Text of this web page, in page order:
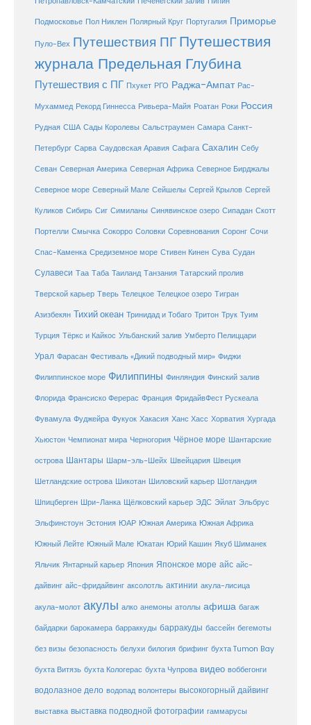
Подмосковье Пол Никлен Полярный Круг Португалия Приморье
Пуло-Вех Путешествия ПГ Путешествия
журнала Предельная Глубина
Путешествия с ПГ Пхукет РГО Раджа-Ампат Рас-
Мухаммед Рекорд Гиннесса Ривьера-Майя Роатан Роки Россия
Рудная США Сады Королевы Сальстраумен Самара Санкт-
Петербург Сарва Саудовская Аравия Сафага Сахалин Себу
Севан Северная Америка Северная Африка Северное Бирджалы
Северное море Северный Мале Сейшелы Сергей Крылов Сергей
Куликов Сибирь Сиг Симиланы Синявинское озеро Сипадан Скотт
Портелли Смычка Сокорро Соловки Соревнования Соронг Сочи
Спас-Каменка Средиземное море Стивен Кинен Сува Судан
Сулавеси Таа Таба Таиланд Танзания Татарский пролив
Тверской карьер Тверь Телецкое Телецкое озеро Тигран
Азизбекян Тихий океан Тринидад и Тобаго Тритон Трук Туим
Турция Тёркс и Кайкос Ульбанский залив Умберто Пелиццари
Урал Фарасан Фестиваль «Дикий подводный мир» Фиджи
Филиппинское море Филиппины Финляндия Финский залив
Флорида Франсиско Ферерас Франция ФридайвФест Рускеала
Фувамула Фуджейра Фукуок Хакасия Ханс Хасс Хорватия Хургада
Хьюстон Чемпионат мира Черногория Чёрное море Шантарские
острова Шантары Шарм-эль-Шейх Швейцария Швеция
Шетландские острова Шикотан Шиловский карьер Шотландия
Шпицберген Шри-Ланка Щёлковский карьер ЭДС Эйлат Эльбрус
Эльфинстоун Эстония ЮАР Южная Америка Южная Африка
Южный Лейте Южный Мале Юкатан Юрий Кашин Якуб Шиманек
Яльчик Янтарный карьер Япония Японское море айс айс-
дайвинг айс-фридайвинг аксолотль актинии акула-лисица
акула-молот акулы алко анемоны атоллы афиша багаж
байдарки барокамера барраккуды барракуды бассейн бегемоты
без визы безопасность белухи билогия брифинг бухта Tumon Bay
бухта Витязь бухта Кологерас бухта Чупрова видео воббегонги
водолазное дело водопад волонтеры высокогорный дайвинг
выставка выставка подводной фотографии гаммарусы